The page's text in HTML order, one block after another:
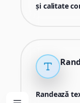
și calitate
Randează